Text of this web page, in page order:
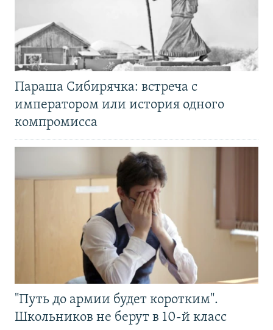
Параша Сибирячка: встреча с
императором или история одного
компромисса
"Путь до армии будет коротким".
Школьников не берут в 10-й класс